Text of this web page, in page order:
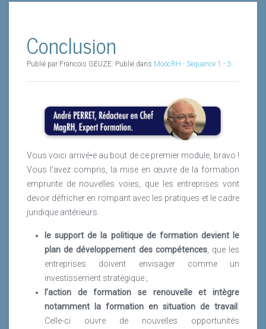
Conclusion
Publié par Francois GEUZE. Publié dans MoocRH - Sequence 1 - 3
Vous voici arrivé•e au bout de ce premier module, bravo !
Vous l’avez compris, la mise en œuvre de la formation
emprunte de nouvelles voies, que les entreprises vont
devoir défricher en rompant avec les pratiques et le cadre
juridique antérieurs.
le support de la politique de formation devient le
plan de développement des compétences, que les
entreprises doivent envisager comme un
investissement stratégique ;
l’action de formation se renouvelle et intègre
notamment la formation en situation de travail
Celle-ci ouvre de nouvelles opportunités